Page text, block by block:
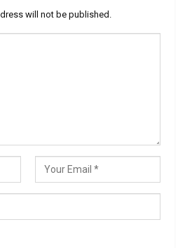
will not be published.